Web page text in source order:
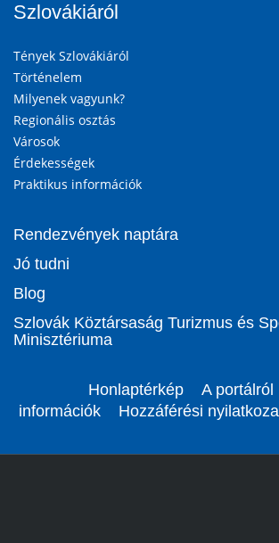
Szlovákiáról
Tények Szlovákiáról
Történelem
Milyenek vagyunk?
Regionális osztás
Városok
Érdekességek
Praktikus információk
Rendezvények naptára
Jó tudni
Blog
Szlovák Köztársaság Turizmus és
Minisztériuma
Honlaptérkép A portálról
információk
Hozzáférési